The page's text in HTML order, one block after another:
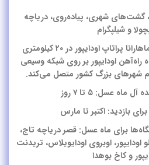
گشت‌های شهری، پیاده‌روی، دریاچه
و شیلپگرام
نحوه دسترسی: فرودگاه ماهارانا پراتاپ اودایپور در ۲۰ کیلومتری
راه‌آهن اودایپور بر روی شبکه وسیعی
شهرهای بزرگ کشور متصل می‌کند.
ماه عسل: ۵ تا ۷ روز
بازدید: اکتبر تا مارس
برای ماه عسل: قصر دریاچه تاج،
اودایپور، اوبروی اودایویلاس، تریدنت
و کاخ بوهدا